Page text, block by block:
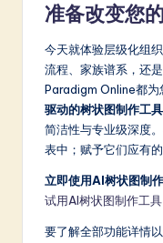
准备改变您
今天就体验层级化组
流程、家族谱系，还
Paradigm Online都为
驱动的树状图制作工具
简洁性与专业级深度
表中；赋予它们应有的
立即使用AI树状图制
试用AI树状图制作工具
要了解全部功能详情